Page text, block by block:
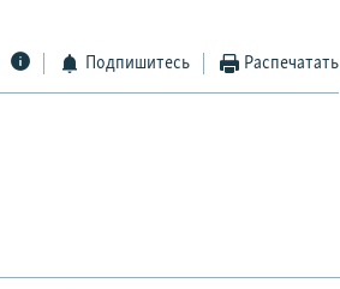
Подпишитесь Распечатать